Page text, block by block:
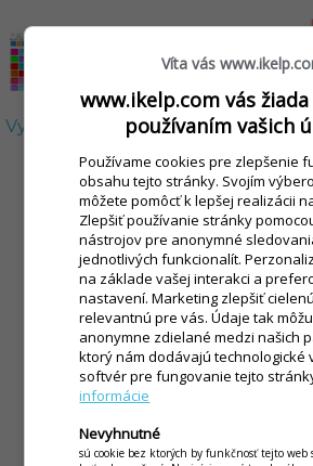
Vytvorenie zbernej faktúry z
Vytvorenie novej zbernej
je možné vMenuaplikácie v
kliknutím na ikonu+Novýa
možnostiZberná faktúra.
ZadajteOdberaľa, kontakt, na
dodacie listy účtovať.(V tomto
kontakt danej spoločnosti.)
V častiDodacie listykliknite na
Zobrazí sa zoznam
na kontakty danej
väzbu na faktúru, resp.
vyúčtované.
Označte všetky, alebo
Víta vás
www.ikelp.com vás
používaním vašich
Používame cookies pre zlepšenie
obsahu tejto stránky. Svojím
môžete pomôcť k lepšej realizácii
Zlepšiť používanie stránky
nástrojov pre anonymné
jednotlivých funkcionalít.
na základe vašej interakci a
nastavení. Marketing zlepšiť
relevantnú pre vás. Údaje tak
anonymne zdielané medzi našich
ktorý nám dodávajú technologické
softvér pre fungovanie tejto
informácie
Nevyhnutné
sú cookie bez ktorých by funkčnosť tejto web